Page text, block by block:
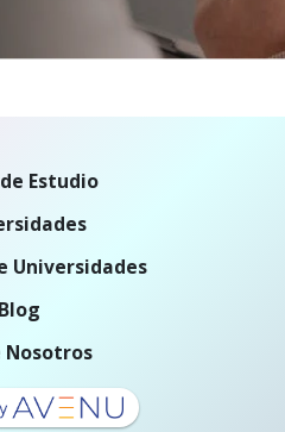
Estudio
Universidades
Blog
Nosotros